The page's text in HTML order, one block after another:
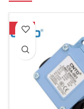
-18%